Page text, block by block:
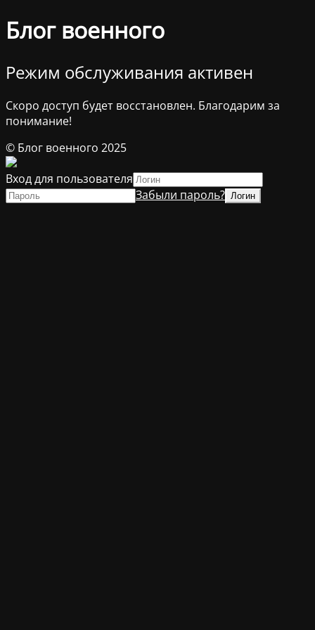
Блог военного
Режим обслуживания активен
Скоро доступ будет восстановлен. Благодарим за
понимание!
© Блог военного 2025
Вход для пользователя
Забыли пароль?